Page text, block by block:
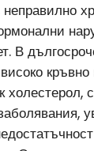
В
кръвно
холестерол,